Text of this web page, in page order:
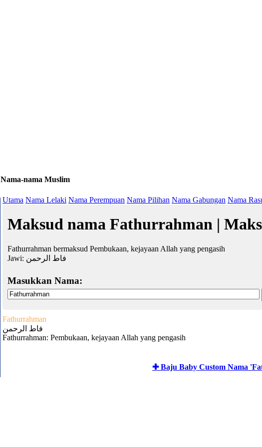
Nama-nama Muslim
Utama Nama Lelaki Nama Perempuan Nama Pilihan Nama Gabungan Nama
Maksud nama Fathurrahman |
Fathurrahman bermaksud Pembukaan, kejayaan Allah yang pengasih
Jawi: فاط الرحمن
Masukkan Nama:
Fathurrahman
فاط الرحمن
Fathurrahman: Pembukaan, kejayaan Allah yang pengasih
✚ Baju Baby Custom Nama